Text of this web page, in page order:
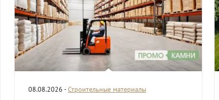
08.08.2026 -Строительные материалы